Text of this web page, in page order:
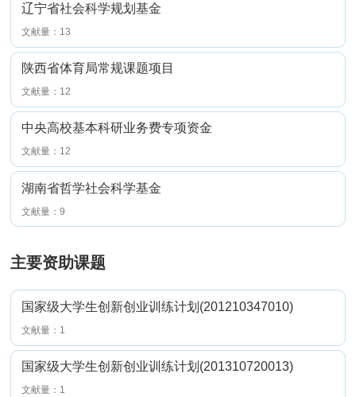
辽宁省社会科学规划基金
文献量：13
陕西省体育局常规课题项目
文献量：12
中央高校基本科研业务费专项资金
文献量：12
湖南省哲学社会科学基金
文献量：9
主要资助课题
国家级大学生创新创业训练计划(201210347010)
文献量：1
国家级大学生创新创业训练计划(201310720013)
文献量：1